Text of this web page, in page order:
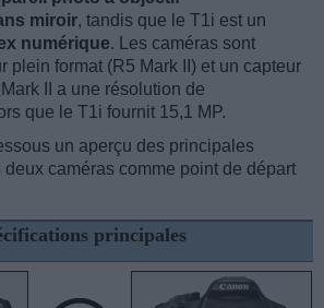
miroir, tandis que le T1i est un
numérique. Les caméras sont
plein format (R5 Mark II) et un capteur
II a une résolution de
que le T1i fournit 15,1 MP.
un aperçu des principales
caméras comme point de départ
principales